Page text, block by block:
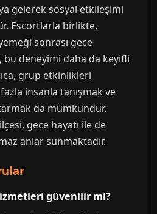
gelerek sosyal etkileşimi
Escortlarla birlikte,
sonrası gece
bu deneyimi daha da keyifli
grup etkinlikleri
insanla tanışmak ve
da mümkündür.
gece hayatı ile de
anlar sunmaktadır.
güvenilir mi?